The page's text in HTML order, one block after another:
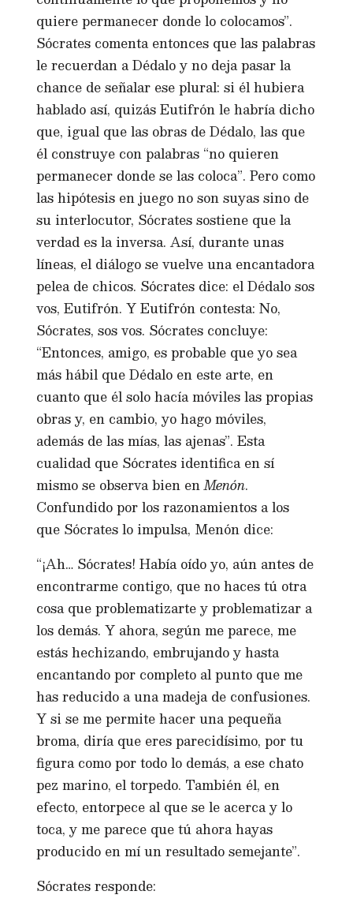
quiere permanecer donde lo colocamos”.
Sócrates comenta entonces que las palabras
le recuerdan a Dédalo y no deja pasar la
chance de señalar ese plural: si él hubiera
hablado así, quizás Eutifrón le habría dicho
que, igual que las obras de Dédalo, las que
él construye con palabras “no quieren
permanecer donde se las coloca”. Pero como
las hipótesis en juego no son suyas sino de
su interlocutor, Sócrates sostiene que la
verdad es la inversa. Así, durante unas
líneas, el diálogo se vuelve una encantadora
pelea de chicos. Sócrates dice: el Dédalo sos
vos, Eutifrón. Y Eutifrón contesta: No,
Sócrates, sos vos. Sócrates concluye:
“Entonces, amigo, es probable que yo sea
más hábil que Dédalo en este arte, en
cuanto que él solo hacía móviles las propias
obras y, en cambio, yo hago móviles,
además de las mías, las ajenas”. Esta
cualidad que Sócrates identifica en sí
mismo se observa bien enMenón.
Confundido por los razonamientos a los
que Sócrates lo impulsa, Menón dice:
“¡Ah… Sócrates! Había oído yo, aún antes de
encontrarme contigo, que no haces tú otra
cosa que problematizarte y problematizar a
los demás. Y ahora, según me parece, me
estás hechizando, embrujando y hasta
encantando por completo al punto que me
has reducido a una madeja de confusiones.
Y si se me permite hacer una pequeña
broma, diría que eres parecidísimo, por tu
figura como por todo lo demás, a ese chato
pez marino, el torpedo. También él, en
efecto, entorpece al que se le acerca y lo
toca, y me parece que tú ahora hayas
producido en mí un resultado semejante”.
Sócrates responde: